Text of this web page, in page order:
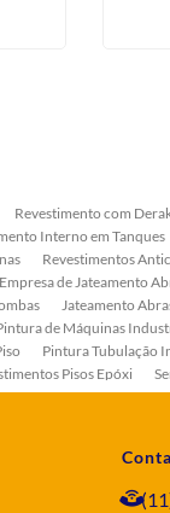
Revestimento com
Interno em Tanques
Revestimentos
Empresa de Jateamento
Jateamento
de Máquinas
Pintura Tubulação
Pisos Epóxi
de Pintura de